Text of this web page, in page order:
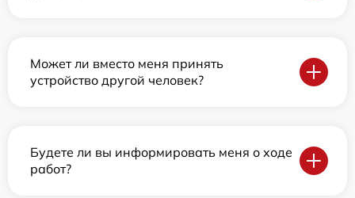
Может ли вместо меня принять
устройство другой человек?
Будете ли вы информировать меня о ходе
работ?